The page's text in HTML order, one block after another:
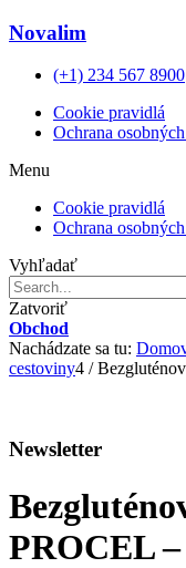
Novalim
(+1) 234 567 8900
Cookie pravidlá
Ochrana
Menu
Cookie pravidlá
Ochrana
Vyhľadať
Zatvoriť
Obchod
Nachádzate sa tu:
cestoviny4 /
Newsletter
PROCEL